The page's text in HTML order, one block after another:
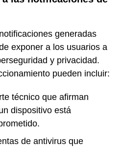
generadas
exponer a los usuarios a
y privacidad.
pueden incluir:
técnico que afirman
dispositivo está
de antivirus que